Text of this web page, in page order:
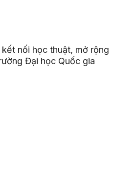
nối học thuật, mở rộng
Đại học Quốc gia